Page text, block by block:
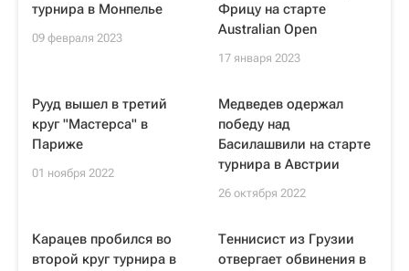
турнира в Монпелье
09 февраля 2023
Фрицу на старте
Australian Open
17 января 2023
Рууд вышел в третий
круг "Мастерса" в
Париже
01 ноября 2022
Медведев одержал
победу над
Басилашвили на старте
турнира в Австрии
26 октября 2022
Карацев пробился во
второй круг турнира в
Теннисист из Грузии
отвергает обвинения в